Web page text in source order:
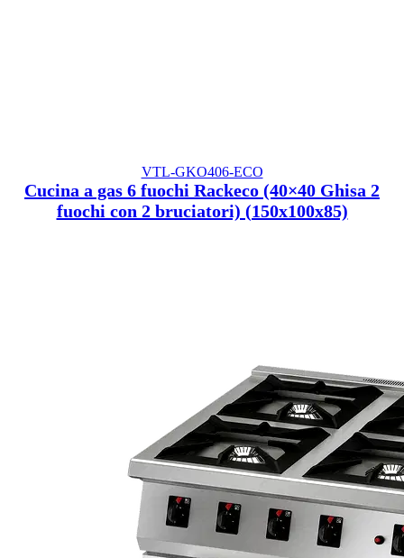
VTL-GKO406-ECO
Cucina a gas 6 fuochi Rackeco (40×40 Ghisa 2
fuochi con 2 bruciatori) (150x100x85)